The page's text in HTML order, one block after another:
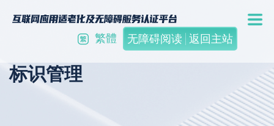
繁體 无障碍阅读 返回主站
标识管理